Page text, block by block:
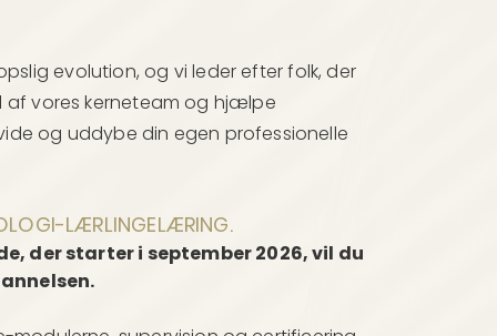
evolution, og vi leder efter folk, der
af vores kerneteam og hjælpe
og uddybe din egen professionelle
LÆRLINGELÆRING.
der starter i september 2026, vil du